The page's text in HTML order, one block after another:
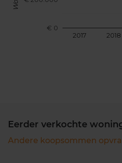
2017 2018
€ 0
Eerder verkochte
Andere koopsommen